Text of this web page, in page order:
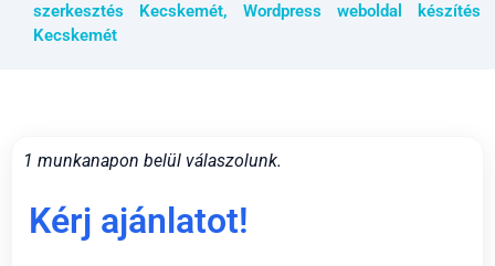
szerkesztés Kecskemét, Wordpress weboldal készítés
Kecskemét
1 munkanapon belül válaszolunk.
Kérj ajánlatot!